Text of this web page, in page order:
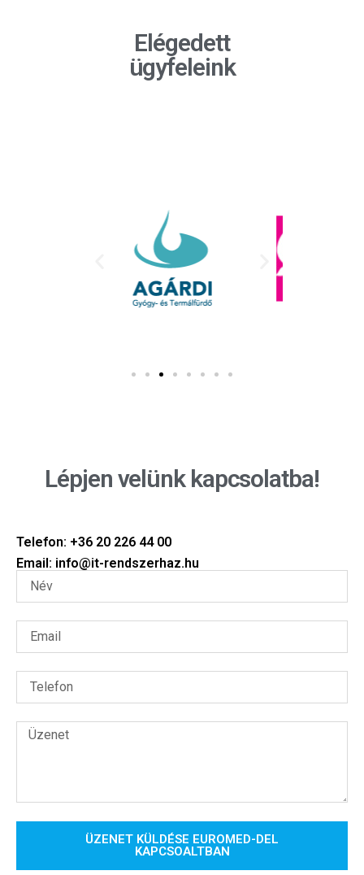
Elégedett
ügyfeleink
Lépjen velünk kapcsolatba!
Telefon: +36 20 226 44 00
Email: info@it-rendszerhaz.hu
ÜZENET KÜLDÉSE EUROMED-DEL
KAPCSOALTBAN